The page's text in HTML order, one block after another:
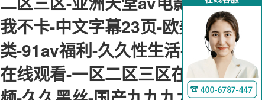
我不卡-中文字幕23页-欧美综合另
类-91av福利-久久性生活-肉肉视频
在线观看-一区二区三区在线免费视